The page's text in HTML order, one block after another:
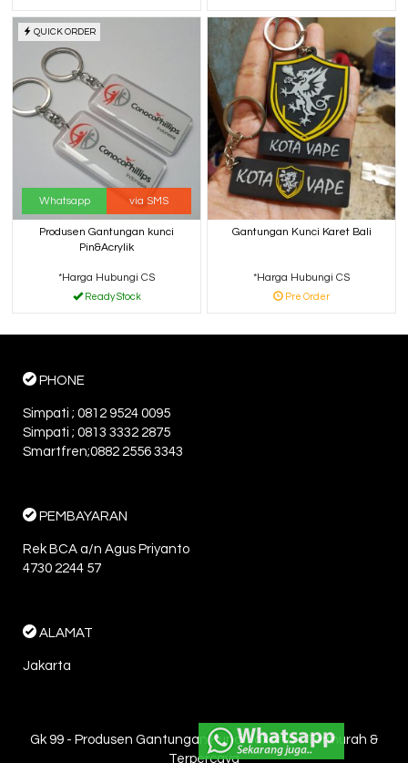
QUICK ORDER
Whatsapp via SMS
Produsen Gantungan kunci
Pin&Acrylik
*Harga Hubungi CS
Ready Stock
Gantungan Kunci Karet Bali
*Harga Hubungi CS
Pre Order
PHONE
Simpati ; 0812 9524 0095
Simpati ; 0813 3332 2875
Smartfren;0882 2556 3343
PEMBAYARAN
Rek BCA a/n Agus Priyanto
4730 2244 57
ALAMAT
Jakarta
Gk 99 - Produsen Gantungan Kunci Jakarta - Termurah &
Terpercaya